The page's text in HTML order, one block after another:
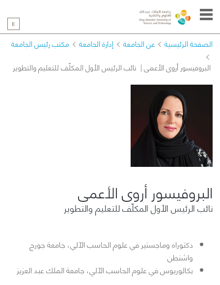
الصفحة الرئيسية عن الجامعة إدارة الجامعة
مكتب رئيس الجامعة
البروفيسور أروى الأعمى | نائب الرئيس الأول المكلّف للتعليم والتطوير
البروفيسور أروى الأعمى
نائب الرئيس الأول المكلّف للتعليم والتطوير
دكتوراه وماجستير في علوم الحاسب الآلي، جامعة جورج
واشنطن
بكالوريوس في علوم الحاسب الآلي، جامعة الملك عبد العزيز